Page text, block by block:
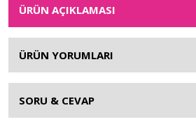
ÜRÜN AÇIKLAMASI
ÜRÜN YORUMLARI
SORU & CEVAP